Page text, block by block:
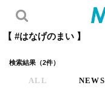
【 #はなげのまい 】
検索結果（2件）
ALL NEWS